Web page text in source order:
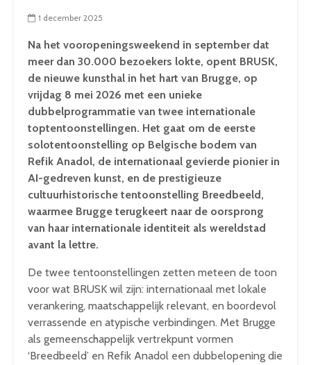
1 december 2025
Na het vooropeningsweekend in september dat
meer dan 30.000 bezoekers lokte, opent BRUSK,
de nieuwe kunsthal in het hart van Brugge, op
vrijdag 8 mei 2026 met een unieke
dubbelprogrammatie van twee internationale
toptentoonstellingen. Het gaat om de eerste
solotentoonstelling op Belgische bodem van
Refik Anadol, de internationaal gevierde pionier in
AI-gedreven kunst, en de prestigieuze
cultuurhistorische tentoonstelling Breedbeeld,
waarmee Brugge terugkeert naar de oorsprong
van haar internationale identiteit als wereldstad
avant la lettre.
De twee tentoonstellingen zetten meteen de toon
voor wat BRUSK wil zijn: internationaal met lokale
verankering, maatschappelijk relevant, en boordevol
verrassende en atypische verbindingen. Met Brugge
als gemeenschappelijk vertrekpunt vormen
‘Breedbeeld’ en Refik Anadol een dubbelopening die